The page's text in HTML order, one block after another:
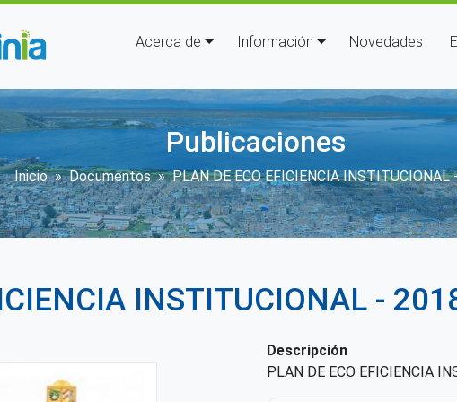
Navegación principal
Acerca de Información Novedades
Publicaciones
Sobrescribir enlaces de ayuda a
Inicio Documentos PLAN DE ECO EFICIENCIA INSTITUCIONAL
INSTITUCIONAL -
Descripción
PLAN DE ECO EFICIENCIA